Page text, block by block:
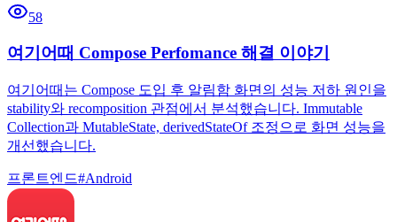
58
여기어때 Compose Perfomance 해결 이야기
여기어때는 Compose 도입 후 알림함 화면의 성능 저하 원인을
stability와 recomposition 관점에서 분석했습니다. Immutable
Collection과 MutableState, derivedStateOf 조정으로 화면 성능을
개선했습니다.
프론트엔드#Android